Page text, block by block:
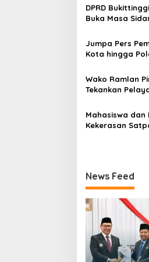
a
s
i
p
o
s
DPRD
Buka Masa
Jumpa Pers
Kota hingga
Wako Ramlan
Tekankan
Mahasiswa
Kekerasan
News Feed